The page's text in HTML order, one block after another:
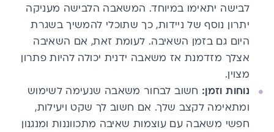
לבישה יתאימו במיוחד. המשאבה הלבישה מעניקה
יתרון נוסף של ניידות, כך שתוכלי להמשיך בשגרת
היום גם בזמן השאיבה. לעומת זאת, אם השאיבה
אצלך מזדמנת אז משאבה ידנית יכולה להיות פתרון
מצוין.
נוחות וזמן: חשוב לבחור משאבה שנעימה לשימוש
ומתאימה לקצב שלך. אם חשוב לך שקט ויעילות,
חפשי משאבה עם עוצמות שאיבה מתכווננות ומנגנון